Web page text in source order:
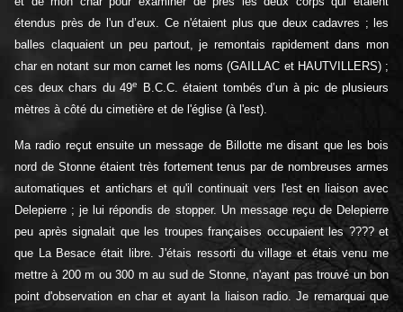
étendus près de l'un d’eux. Ce n'étaient plus que deux cadavres ; les
balles claquaient un peu partout, je remontais rapidement dans mon
char en notant sur mon carnet les noms (GAILLAC et HAUTVILLERS) ;
ces deux chars du 49e
B.C.C. étaient tombés d’un à pic de plusieurs
mètres à côté du cimetière et de l'église (à l'est).
Ma radio reçut ensuite un message de Billotte me disant que les bois
nord de Stonne étaient très fortement tenus par de nombreuses armes
automatiques et antichars et qu'il continuait vers l'est en liaison avec
Delepierre ; je lui répondis de stopper. Un message reçu de Delepierre
peu après signalait que les troupes françaises occupaient les ???? et
que La Besace était libre. J'étais ressorti du village et étais venu me
mettre à 200 m ou 300 m au sud de Stonne, n'ayant pas trouvé un bon
point d'observation en char et ayant la liaison radio. Je remarquai que